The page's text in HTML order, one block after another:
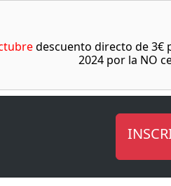
destaca
también
sociales.
🔸
🔸 Milla
🔸
descuento directo de 3€
2024 por la NO